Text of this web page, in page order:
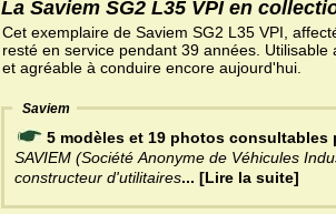
La Saviem SG2 L35 VPI en
Cet exemplaire de Saviem SG2 L35 VPI,
resté en service pendant 39 années.
et agréable à conduire encore aujourd'hui.
Saviem
5 modèles et 19 photos consultables
SAVIEM (Société Anonyme de Véhicules
constructeur d'utilitaires... [Lire la suite]